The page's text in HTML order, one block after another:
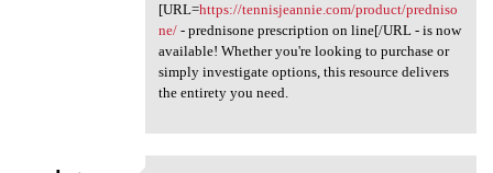
[URL=https://tennisjeannie.com/product/predniso
ne/- prednisone prescription on line[/URL - is now
available! Whether you're looking to purchase or
simply investigate options, this resource delivers
the entirety you need.